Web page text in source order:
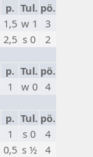
p. Tul. pö.
1,5 w 1
3
2,5 s 0
2
p. Tul. pö.
1 w 0 4
p. Tul. pö.
1 s 0
4
0,5 s ½
4